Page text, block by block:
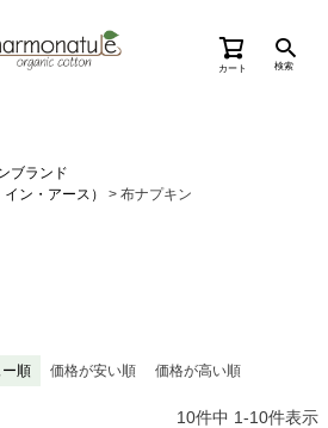
カート 検索
ブランド
ン・アース）
布ナプキン
ー順 価格が安い順 価格が高い順
10件中 1-10件表示